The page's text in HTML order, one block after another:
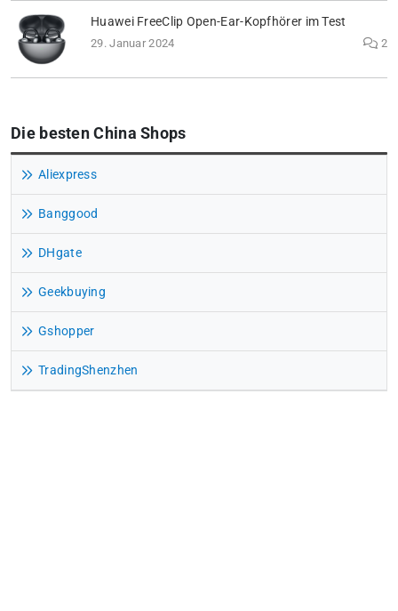
Huawei FreeClip Open-Ear-Kopfhörer im Test
29. Januar 2024 2
Die besten China Shops
Aliexpress
Banggood
DHgate
Geekbuying
Gshopper
TradingShenzhen